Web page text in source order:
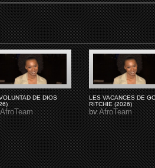
DE DIOS
AfroTeam
LES VACANCES DE
RITCHIE (2026)
byAfroTeam